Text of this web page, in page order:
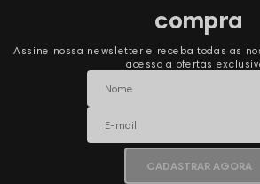
compra
Assine nossa newsletter e receba todas as
acesso a ofertas
CADASTRAR AGORA